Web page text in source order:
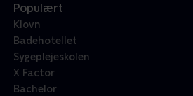
Populært
Klovn
Badehotellet
Sygeplejeskolen
X Factor
Bachelor